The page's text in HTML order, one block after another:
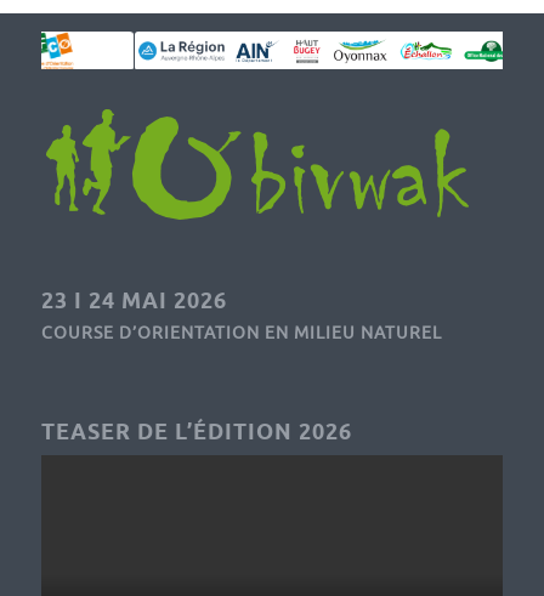
23 I 24 MAI 2026
COURSE D’ORIENTATION EN MILIEU NATUREL
TEASER DE L’ÉDITION 2026